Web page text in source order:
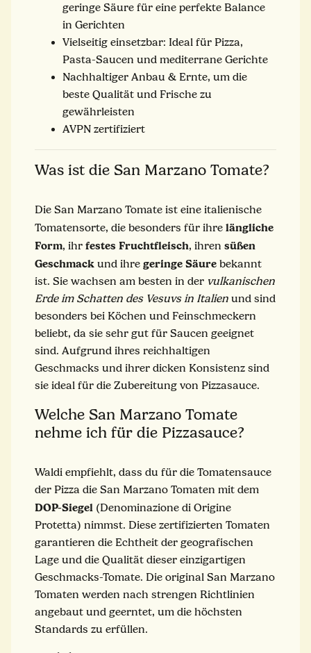
geringe Säure für eine perfekte Balance
in Gerichten
Vielseitig einsetzbar: Ideal für Pizza,
Pasta-Saucen und mediterrane Gerichte
Nachhaltiger Anbau & Ernte, um die
beste Qualität und Frische zu
gewährleisten
AVPN zertifiziert
Was ist die San Marzano Tomate?
Die San Marzano Tomate ist eine italienische
Tomatensorte, die besonders für ihre längliche
Form, ihr festes Fruchtfleisch, ihren süßen
Geschmack und ihre geringe Säure bekannt
ist. Sie wachsen am besten in der vulkanischen
Erde im Schatten des Vesuvs in Italien und sind
besonders bei Köchen und Feinschmeckern
beliebt, da sie sehr gut für Saucen geeignet
sind. Aufgrund ihres reichhaltigen
Geschmacks und ihrer dicken Konsistenz sind
sie ideal für die Zubereitung von Pizzasauce.
Welche San Marzano Tomate
nehme ich für die Pizzasauce?
Waldi empfiehlt, dass du für die Tomatensauce
der Pizza die San Marzano Tomaten mit dem
DOP-Siegel (Denominazione di Origine
Protetta) nimmst. Diese zertifizierten Tomaten
garantieren die Echtheit der geografischen
Lage und die Qualität dieser einzigartigen
Geschmacks-Tomate. Die original San Marzano
Tomaten werden nach strengen Richtlinien
angebaut und geerntet, um die höchsten
Standards zu erfüllen.